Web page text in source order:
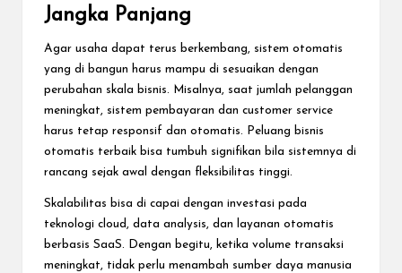
Jangka Panjang
Agar usaha dapat terus berkembang, sistem otomatis
yang di bangun harus mampu di sesuaikan dengan
perubahan skala bisnis. Misalnya, saat jumlah pelanggan
meningkat, sistem pembayaran dan customer service
harus tetap responsif dan otomatis. Peluang bisnis
otomatis terbaik bisa tumbuh signifikan bila sistemnya di
rancang sejak awal dengan fleksibilitas tinggi.
Skalabilitas bisa di capai dengan investasi pada
teknologi cloud, data analysis, dan layanan otomatis
berbasis SaaS. Dengan begitu, ketika volume transaksi
meningkat, tidak perlu menambah sumber daya manusia